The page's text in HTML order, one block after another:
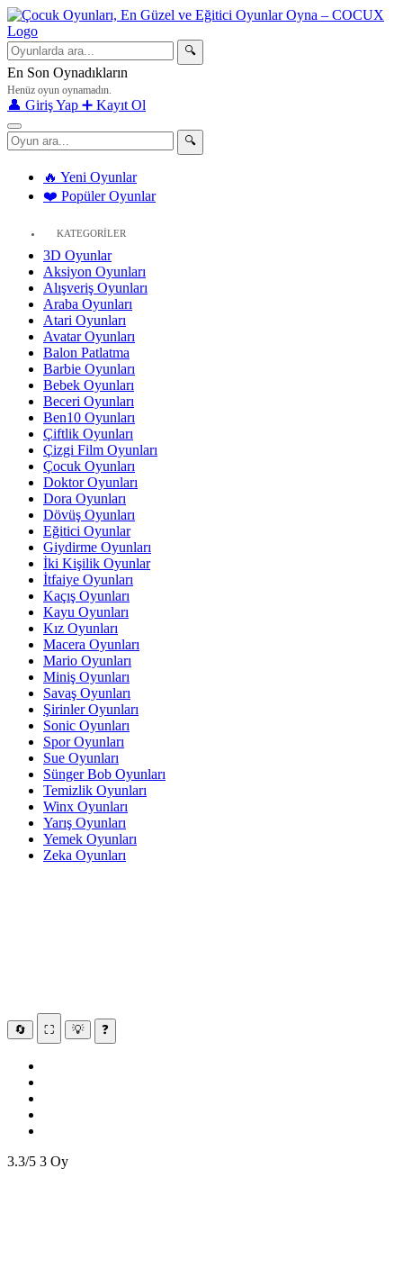
🔍
En Son Oynadıkların
Henüz oyun oynamadın.
👤 Giriş Yap ➕ Kayıt Ol
🔍
🔥 Yeni Oyunlar
❤️ Popüler Oyunlar
KATEGORİLER
3D Oyunlar
Aksiyon Oyunları
Alışveriş Oyunları
Araba Oyunları
Atari Oyunları
Avatar Oyunları
Balon Patlatma
Barbie Oyunları
Bebek Oyunları
Beceri Oyunları
Ben10 Oyunları
Çiftlik Oyunları
Çizgi Film Oyunları
Çocuk Oyunları
Doktor Oyunları
Dora Oyunları
Dövüş Oyunları
Eğitici Oyunlar
Giydirme Oyunları
İki Kişilik Oyunlar
İtfaiye Oyunları
Kaçış Oyunları
Kayu Oyunları
Kız Oyunları
Macera Oyunları
Mario Oyunları
Miniş Oyunları
Savaş Oyunları
Şirinler Oyunları
Sonic Oyunları
Spor Oyunları
Sue Oyunları
Sünger Bob Oyunları
Temizlik Oyunları
Winx Oyunları
Yarış Oyunları
Yemek Oyunları
Zeka Oyunları
🔄 ⛶ 💡 ❓
3.3/5 3 Oy